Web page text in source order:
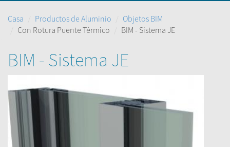
Casa Productos de Aluminio
Objetos BIM
Con Rotura Puente Térmico
BIM - Sistema JE
BIM - Sistema JE